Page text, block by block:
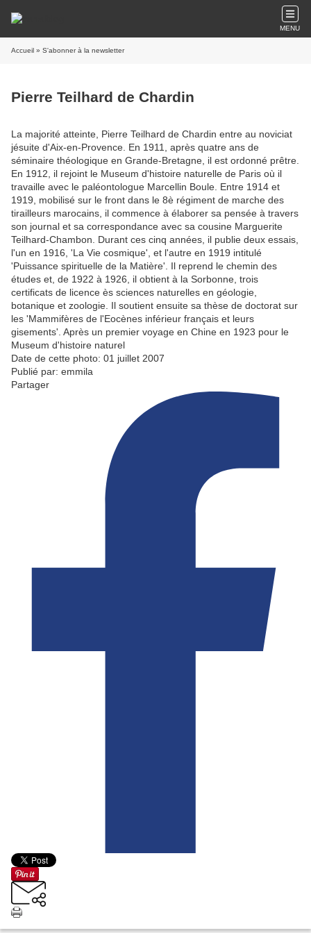
MENU
Accueil » S'abonner à la newsletter
Pierre Teilhard de Chardin
La majorité atteinte, Pierre Teilhard de Chardin entre au noviciat
jésuite d'Aix-en-Provence. En 1911, après quatre ans de
séminaire théologique en Grande-Bretagne, il est ordonné prêtre.
En 1912, il rejoint le Museum d'histoire naturelle de Paris où il
travaille avec le paléontologue Marcellin Boule. Entre 1914 et
1919, mobilisé sur le front dans le 8è régiment de marche des
tirailleurs marocains, il commence à élaborer sa pensée à travers
son journal et sa correspondance avec sa cousine Marguerite
Teilhard-Chambon. Durant ces cinq années, il publie deux essais,
l'un en 1916, 'La Vie cosmique', et l'autre en 1919 intitulé
'Puissance spirituelle de la Matière'. Il reprend le chemin des
études et, de 1922 à 1926, il obtient à la Sorbonne, trois
certificats de licence ès sciences naturelles en géologie,
botanique et zoologie. Il soutient ensuite sa thèse de doctorat sur
les 'Mammifères de l'Eocènes inférieur français et leurs
gisements'. Après un premier voyage en Chine en 1923 pour le
Museum d'histoire naturel
Date de cette photo: 01 juillet 2007
Publié par: emmila
Partager